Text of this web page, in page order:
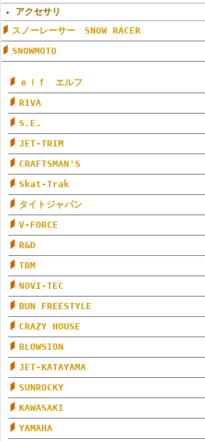
アクセサリ
スノーレーサー SNOW RACER
SNOWMOTO
ｅｌｆ エルフ
RIVA
S.E.
JET-TRIM
CRAFTSMAN'S
Skat-Trak
タイトジャパン
V-FORCE
R&D
TBM
NOVI-TEC
BUN FREESTYLE
CRAZY HOUSE
BLOWSION
JET-KATAYAMA
SUNROCKY
KAWASAKI
YAMAHA